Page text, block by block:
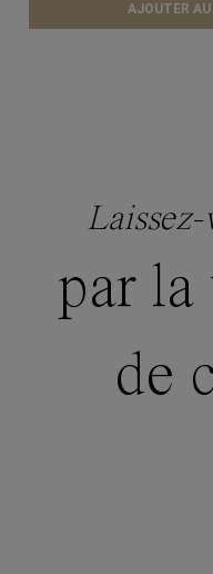
AJOUTER AU
Laissez-
par la
de